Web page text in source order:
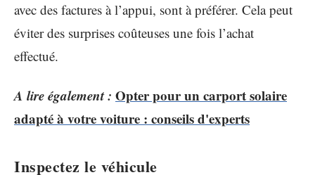
avec des factures à l’appui, sont à préférer. Cela peut
éviter des surprises coûteuses une fois l’achat
effectué.
A lire également : Opter pour un carport solaire
adapté à votre voiture : conseils d'experts
Inspectez le véhicule